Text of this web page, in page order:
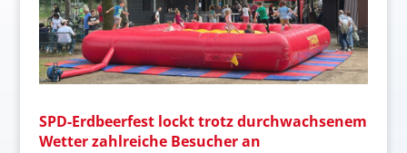
SPD-Erdbeerfest lockt trotz durchwachsenem
Wetter zahlreiche Besucher an